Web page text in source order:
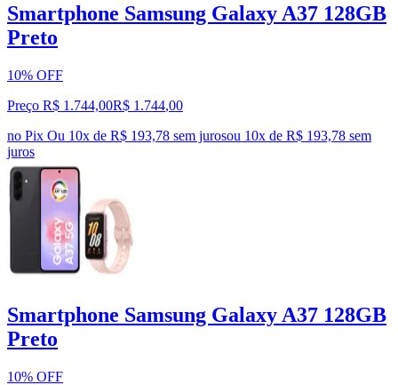
Smartphone Samsung Galaxy A37 128GB
Preto
10% OFF
Preço R$ 1.744,00R$ 1.744,00
no Pix Ou 10x de R$ 193,78 sem jurosou 10x de R$ 193,78 sem
juros
Smartphone Samsung Galaxy A37 128GB
Preto
10% OFF